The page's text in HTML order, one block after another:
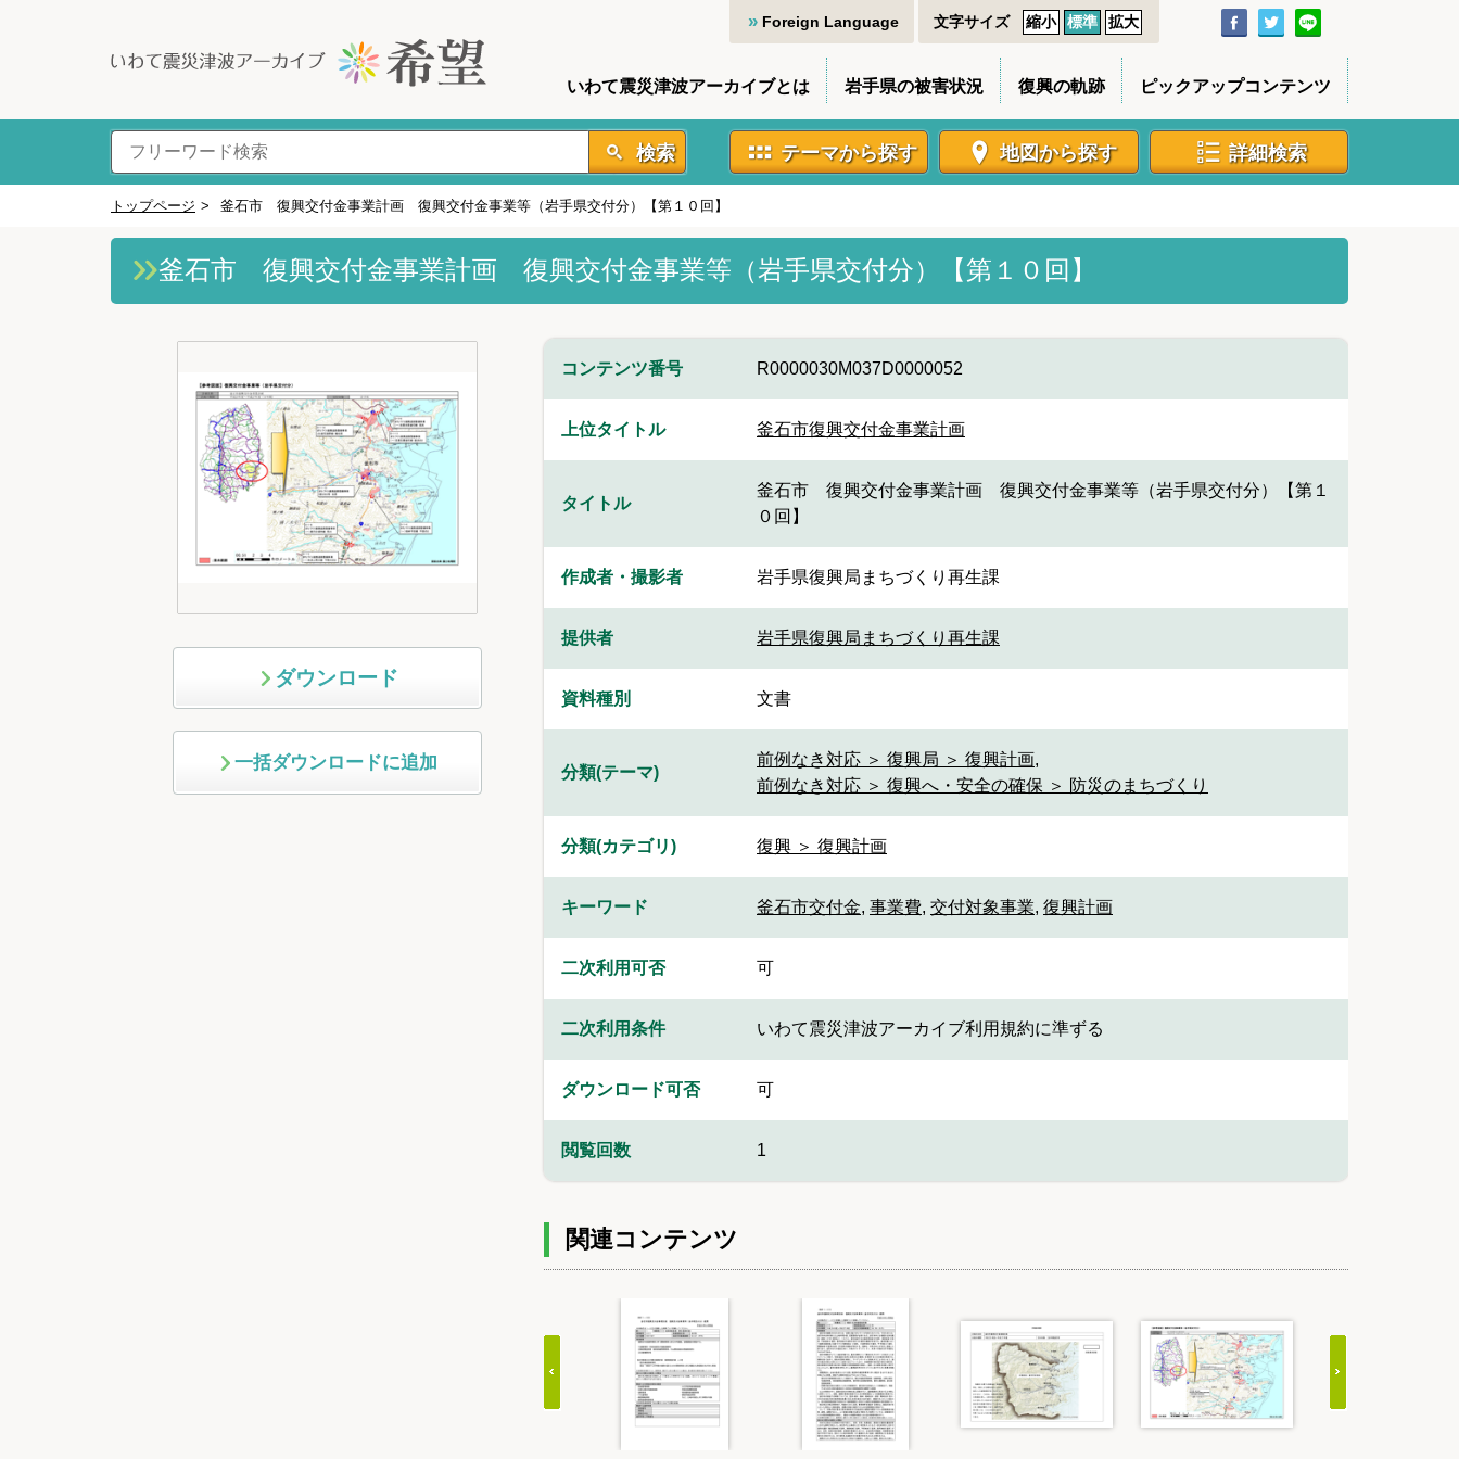
Foreign Language 文字サイズ 縮小 標準 拡大
いわて震災津波アーカイブとは 岩手県の被害状況 復興の軌跡 ピックアップコンテンツ
検索 テーマから探す 地図から探す 詳細検索
トップページ > 釜石市 復興交付金事業計画 復興交付金事業等（岩手県交付分）【第１０回】
釜石市 復興交付金事業計画 復興交付金事業等（岩手県交付分）【第１０回】
ダウンロード
一括ダウンロードに追加
コンテンツ番号 R0000030M037D0000052
上位タイトル 釜石市復興交付金事業計画
タイトル
釜石市 復興交付金事業計画 復興交付金事業等（岩手県交付分）【第１
０回】
作成者・撮影者 岩手県復興局まちづくり再生課
提供者 岩手県復興局まちづくり再生課
資料種別 文書
分類(テーマ)
前例なき対応 ＞ 復興局 ＞ 復興計画,
前例なき対応 ＞ 復興へ・安全の確保 ＞ 防災のまちづくり
分類(カテゴリ) 復興 ＞ 復興計画
キーワード 釜石市交付金, 事業費, 交付対象事業, 復興計画
二次利用可否 可
二次利用条件 いわて震災津波アーカイブ利用規約に準ずる
ダウンロード可否 可
閲覧回数 1
関連コンテンツ